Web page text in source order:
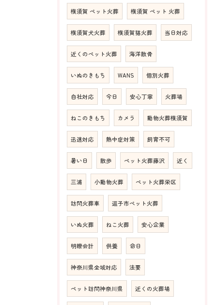
横須賀 ペット火葬 横須賀 ペット 火葬
横須賀犬火葬 横須賀猫火葬 当日対応
近くのペット火葬 海洋散骨
いぬのきもち WANS 個別火葬
自社対応 今日 安心丁寧 火葬場
ねこのきもち カメラ 動物火葬横須賀
迅速対応 熱中症対策 飼育不可
暑い日 散歩 ペット火葬藤沢 近く
三浦 小動物火葬 ペット火葬栄区
訪問火葬車 逗子市ペット火葬
いぬ火葬 ねこ火葬 安心企業
明瞭会計 供養 命日
神奈川県全域対応 法要
ペット訪問神奈川県 近くの火葬場